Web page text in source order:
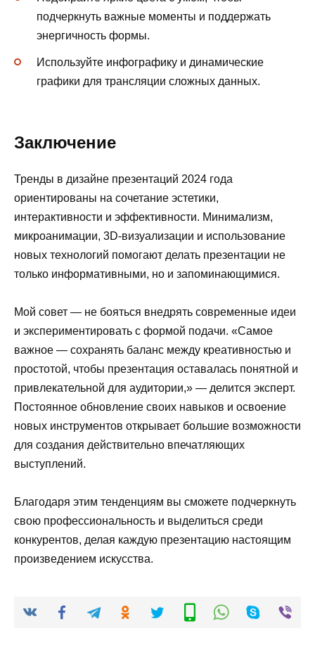
подчеркнуть важные моменты и поддержать
энергичность формы.
Используйте инфографику и динамические
графики для трансляции сложных данных.
Заключение
Тренды в дизайне презентаций 2024 года
ориентированы на сочетание эстетики,
интерактивности и эффективности. Минимализм,
микроанимации, 3D-визуализации и использование
новых технологий помогают делать презентации не
только информативными, но и запоминающимися.
Мой совет — не бояться внедрять современные идеи
и экспериментировать с формой подачи. «Самое
важное — сохранять баланс между креативностью и
простотой, чтобы презентация оставалась понятной и
привлекательной для аудитории,» — делится эксперт.
Постоянное обновление своих навыков и освоение
новых инструментов открывает большие возможности
для создания действительно впечатляющих
выступлений.
Благодаря этим тенденциям вы сможете подчеркнуть
свою профессиональность и выделиться среди
конкурентов, делая каждую презентацию настоящим
произведением искусства.